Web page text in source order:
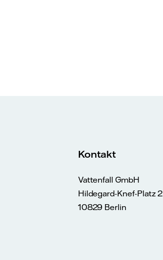
Kontakt
Vattenfall GmbH
Hildegard-Knef-Platz 2
10829 Berlin